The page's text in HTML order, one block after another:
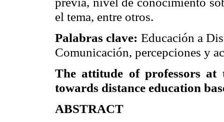
el tema, entre otros.
Palabras clave: Educación a
Comunicación, percepciones y
The attitude of professors at
towards distance education
ABSTRACT